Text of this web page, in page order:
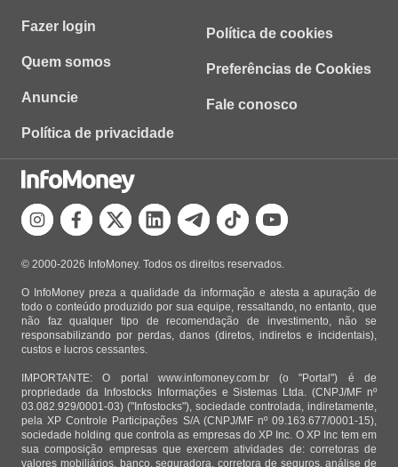
Fazer login
Quem somos
Anuncie
Política de privacidade
Política de cookies
Preferências de Cookies
Fale conosco
© 2000-2026 InfoMoney. Todos os direitos reservados.
O InfoMoney preza a qualidade da informação e atesta a apuração de
todo o conteúdo produzido por sua equipe, ressaltando, no entanto, que
não faz qualquer tipo de recomendação de investimento, não se
responsabilizando por perdas, danos (diretos, indiretos e incidentais),
custos e lucros cessantes.
IMPORTANTE: O portal www.infomoney.com.br (o "Portal") é de
propriedade da Infostocks Informações e Sistemas Ltda. (CNPJ/MF nº
03.082.929/0001-03) ("Infostocks"), sociedade controlada, indiretamente,
pela XP Controle Participações S/A (CNPJ/MF nº 09.163.677/0001-15),
sociedade holding que controla as empresas do XP Inc. O XP Inc tem em
sua composição empresas que exercem atividades de: corretoras de
valores mobiliários, banco, seguradora, corretora de seguros, análise de